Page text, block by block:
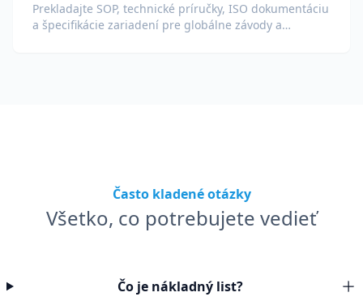
Prekladajte SOP, technické príručky, ISO dokumentáciu
a špecifikácie zariadení pre globálne závody a
Často kladené otázky
Všetko, co potrebujete vedieť
Čo je nákladný list?